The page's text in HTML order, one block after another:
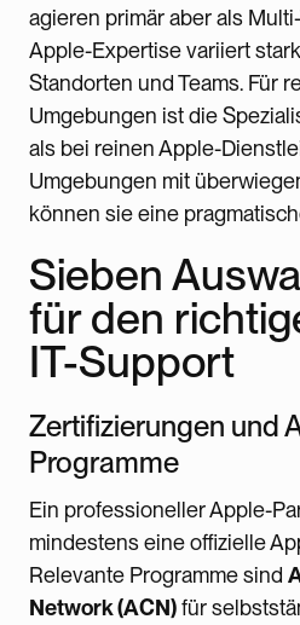
agieren primär aber als
Apple-Expertise variiert
Standorten und Teams. Für
Umgebungen ist die
als bei reinen Apple-
Umgebungen mit
können sie eine
Sieben
für den
IT-Support
Zertifizierungen und
Programme
Ein professioneller Apple-
mindestens eine offizielle
Relevante Programme sind
Network (ACN)für